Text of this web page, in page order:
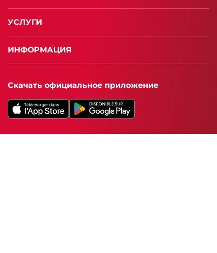
УСЛУГИ
ИНФОРМАЦИЯ
Скачать официальное приложение